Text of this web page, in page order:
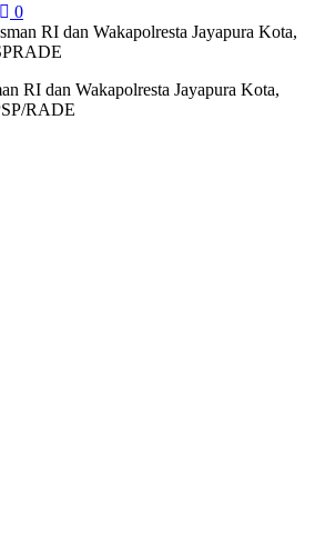
0
RI dan Wakapolresta Jayapura Kota,
RADE